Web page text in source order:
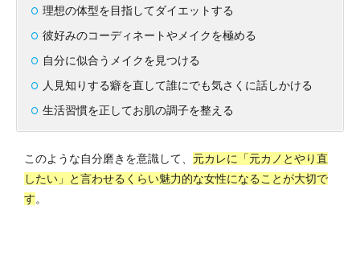
理想の体型を目指してダイエットする
彼好みのコーディネートやメイクを極める
自分に似合うメイクを見つける
人見知りする癖を直して誰にでも気さくに話しかける
生活習慣を正してお肌の調子を整える
このような自分磨きを意識して、 元カレに「元カノとやり直
したい」と言わせるくらい魅力的な女性になることが大切で
す。